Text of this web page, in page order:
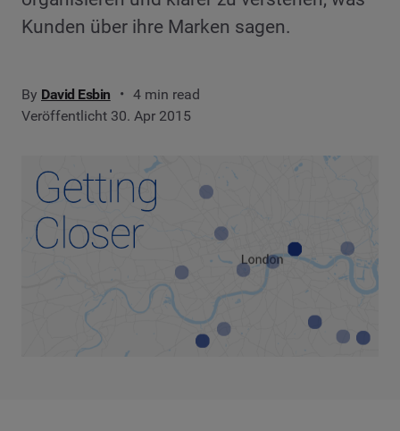
Kunden über ihre Marken sagen.
By David Esbin
4 min read
Veröffentlicht 30. Apr 2015